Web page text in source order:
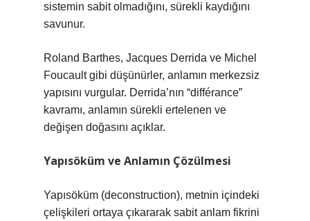
sistemin sabit olmadığını, sürekli kaydığını
savunur.
Roland Barthes, Jacques Derrida ve Michel
Foucault gibi düşünürler, anlamın merkezsiz
yapısını vurgular. Derrida’nın “différance”
kavramı, anlamın sürekli ertelenen ve
değişen doğasını açıklar.
Yapısöküm ve Anlamın Çözülmesi
Yapısöküm (deconstruction), metnin içindeki
çelişkileri ortaya çıkararak sabit anlam fikrini